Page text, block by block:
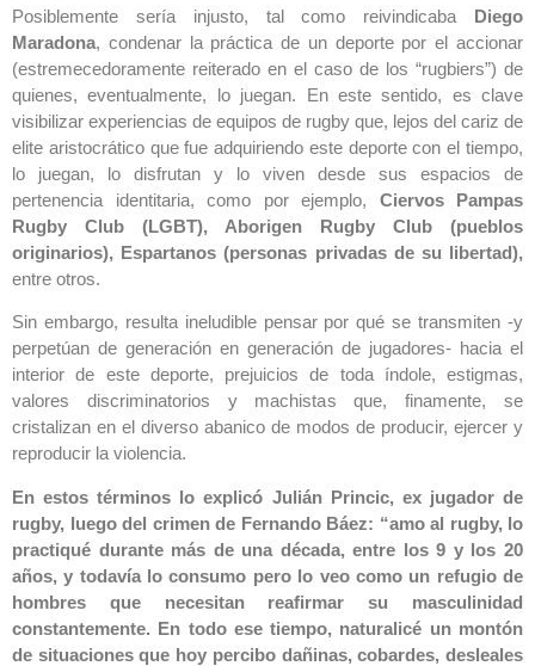
Posiblemente sería injusto, tal como reivindicaba Diego
Maradona, condenar la práctica de un deporte por el accionar
(estremecedoramente reiterado en el caso de los “rugbiers”) de
quienes, eventualmente, lo juegan. En este sentido, es clave
visibilizar experiencias de equipos de rugby que, lejos del cariz de
elite aristocrático que fue adquiriendo este deporte con el tiempo,
lo juegan, lo disfrutan y lo viven desde sus espacios de
pertenencia identitaria, como por ejemplo, Ciervos Pampas
Rugby Club (LGBT), Aborigen Rugby Club (pueblos
originarios), Espartanos (personas privadas de su libertad),
entre otros.
Sin embargo, resulta ineludible pensar por qué se transmiten -y
perpetúan de generación en generación de jugadores- hacia el
interior de este deporte, prejuicios de toda índole, estigmas,
valores discriminatorios y machistas que, finamente, se
cristalizan en el diverso abanico de modos de producir, ejercer y
reproducir la violencia.
En estos términos lo explicó Julián Princic, ex jugador de
rugby, luego del crimen de Fernando Báez: “amo al rugby, lo
practiqué durante más de una década, entre los 9 y los 20
años, y todavía lo consumo pero lo veo como un refugio de
hombres que necesitan reafirmar su masculinidad
constantemente. En todo ese tiempo, naturalicé un montón
de situaciones que hoy percibo dañinas, cobardes, desleales